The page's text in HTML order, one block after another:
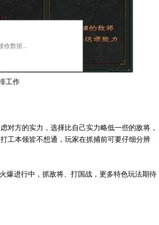
工作
方的实力，选择比自己实力略低一些的敌将，
工本领皆不想通，玩家在抓捕前可要仔细分辨
进行中，抓敌将、打国战，更多特色玩法期待
收数据...